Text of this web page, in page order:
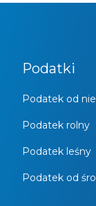
Podatki
Podatek od
Podatek rolny
Podatek leśny
Podatek od